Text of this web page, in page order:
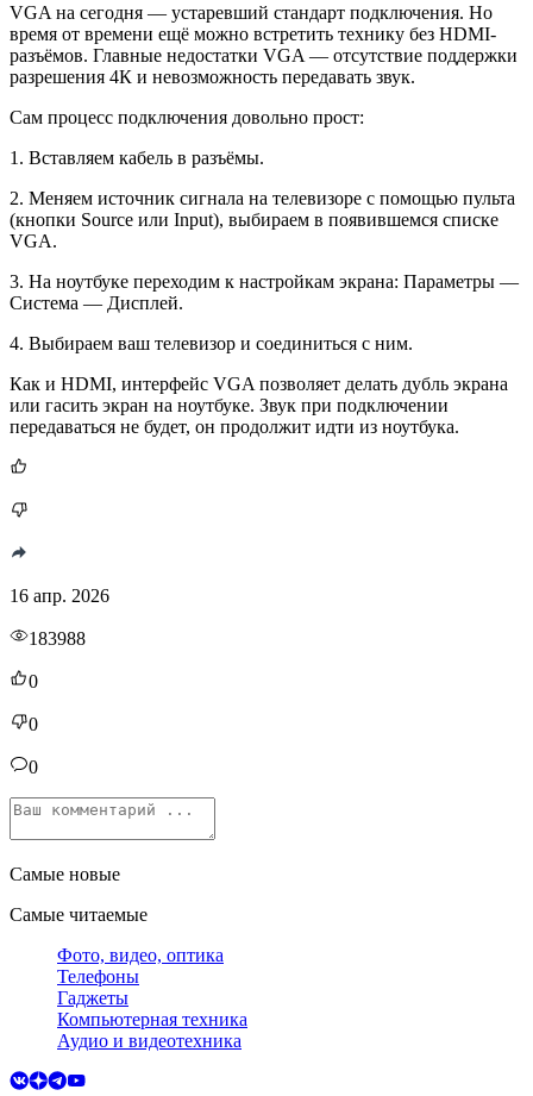
VGA на сегодня — устаревший стандарт подключения. Но
время от времени ещё можно встретить технику без HDMI-
разъёмов. Главные недостатки VGA — отсутствие поддержки
разрешения 4К и невозможность передавать звук.
Сам процесс подключения довольно прост:
1. Вставляем кабель в разъёмы.
2. Меняем источник сигнала на телевизоре с помощью пульта
(кнопки Source или Input), выбираем в появившемся списке
VGA.
3. На ноутбуке переходим к настройкам экрана: Параметры —
Система — Дисплей.
4. Выбираем ваш телевизор и соединиться с ним.
Как и HDMI, интерфейс VGA позволяет делать дубль экрана
или гасить экран на ноутбуке. Звук при подключении
передаваться не будет, он продолжит идти из ноутбука.
16 апр. 2026
183988
0
0
0
Самые новые
Самые читаемые
Фото, видео, оптика
Телефоны
Гаджеты
Компьютерная техника
Аудио и видеотехника